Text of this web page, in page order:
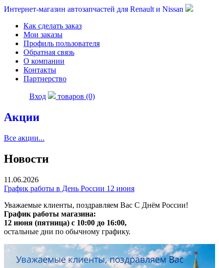
Интернет-магазин автозапчастей для Renault и Nissan
Как сделать заказ
Мои заказы
Профиль пользователя
Обратная связь
О компании
Контакты
Партнерство
Вход товаров (0)
Акции
Все акции...
Новости
11.06.2026
График работы в День России 12 июня
Уважаемые клиенты, поздравляем Вас С Днём России!
График работы магазина:
12 июня (пятница) с 10:00 до 16:00,
остальные дни по обычному графику.